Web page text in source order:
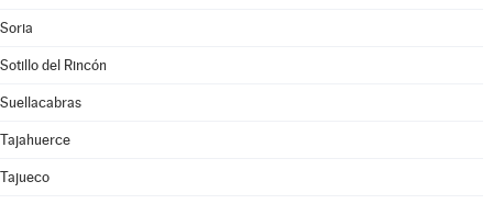
Soria
Sotillo del Rincón
Suellacabras
Tajahuerce
Tajueco